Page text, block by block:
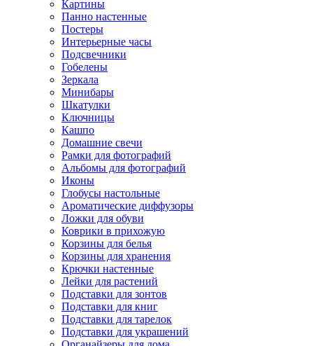
Картины
Панно настенные
Постеры
Интерьерные часы
Подсвечники
Гобелены
Зеркала
Минибары
Шкатулки
Ключницы
Кашпо
Домашние свечи
Рамки для фотографий
Альбомы для фотографий
Иконы
Глобусы настольные
Ароматические диффузоры
Ложки для обуви
Коврики в прихожую
Корзины для белья
Корзины для хранения
Крючки настенные
Лейки для растений
Подставки для зонтов
Подставки для книг
Подставки для тарелок
Подставки для украшений